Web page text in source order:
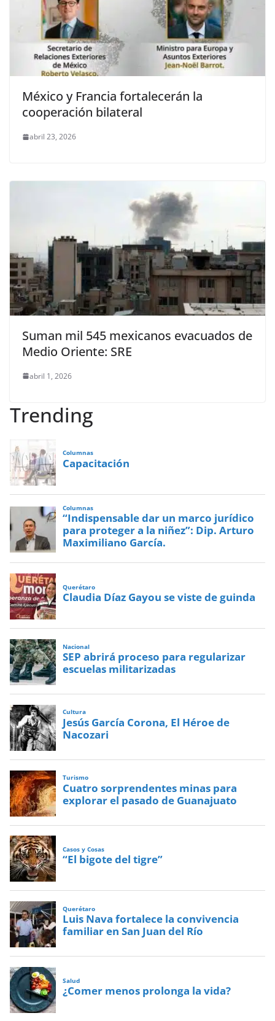
México y Francia fortalecerán la
cooperación bilateral
abril 23, 2026
Suman mil 545 mexicanos evacuados de
Medio Oriente: SRE
abril 1, 2026
Trending